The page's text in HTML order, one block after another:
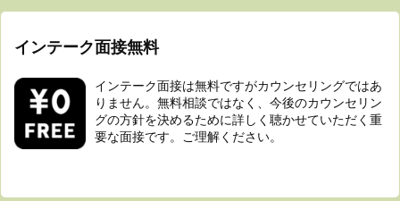
インテーク面接無料
インテーク面接は無料ですがカウンセリングではあ
りません。無料相談ではなく、今後のカウンセリン
グの方針を決めるために詳しく聴かせていただく重
要な面接です。ご理解ください。